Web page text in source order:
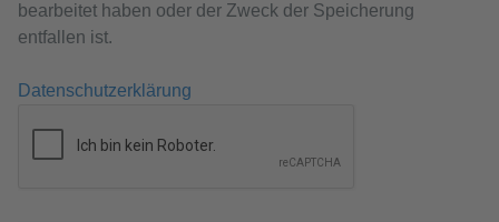
bearbeitet haben oder der Zweck der Speicherung
entfallen ist.
Datenschutzerklärung